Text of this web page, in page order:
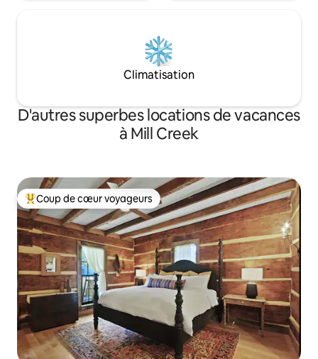
Climatisation
D'autres superbes locations de vacances
à Mill Creek
Coup de cœur voyageurs parmi les plus aimés
Coup de cœur voyageurs